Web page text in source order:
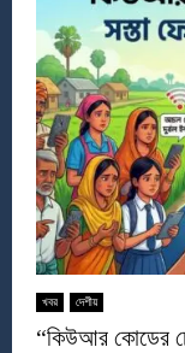
খবর দেশীয়
“কিউআর কোডের